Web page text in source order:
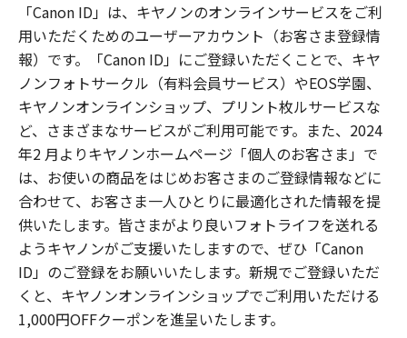
「Canon ID」は、キヤノンのオンラインサービスをご利
用いただくためのユーザーアカウント（お客さま登録情
報）です。「Canon ID」にご登録いただくことで、キヤ
ノンフォトサークル（有料会員サービス）やEOS学園、
キヤノンオンラインショップ、プリント枚ルサービスな
ど、さまざまなサービスがご利用可能です。また、2024
年2 月よりキヤノンホームページ「個人のお客さま」で
は、お使いの商品をはじめお客さまのご登録情報などに
合わせて、お客さま一人ひとりに最適化された情報を提
供いたします。皆さまがより良いフォトライフを送れる
ようキヤノンがご支援いたしますので、ぜひ「Canon
ID」のご登録をお願いいたします。新規でご登録いただ
くと、キヤノンオンラインショップでご利用いただける
1,000円OFFクーポンを進呈いたします。